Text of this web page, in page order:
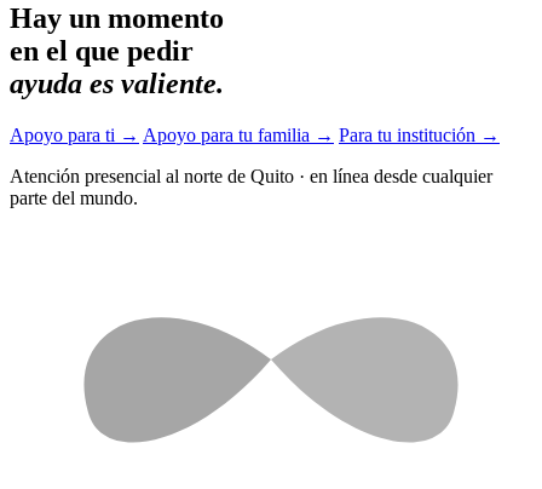
Hay un momento
en el que pedir
ayuda es valiente.
Apoyo para ti → Apoyo para tu familia → Para tu institución →
Atención presencial al norte de Quito · en línea desde cualquier
parte del mundo.